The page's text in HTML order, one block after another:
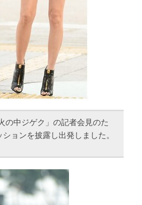
の中ジゲク」の記者会見のた
ョンを披露し出発しました。